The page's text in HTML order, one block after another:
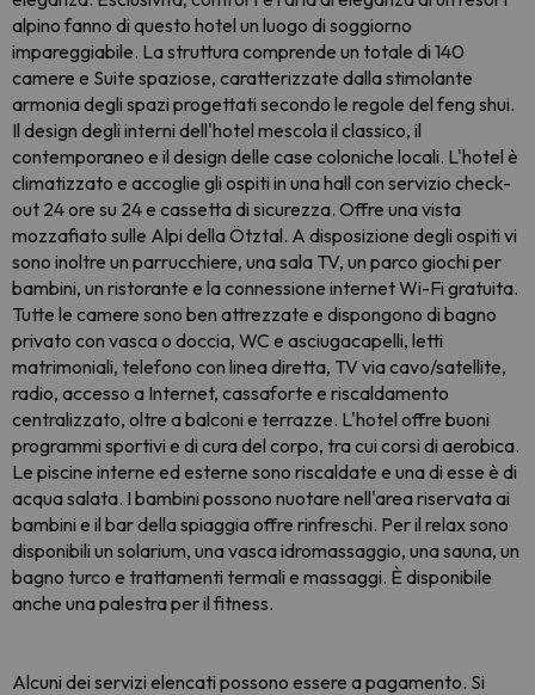
alpino fanno di questo hotel un luogo di soggiorno
impareggiabile. La struttura comprende un totale di 140
camere e Suite spaziose, caratterizzate dalla stimolante
armonia degli spazi progettati secondo le regole del feng shui.
Il design degli interni dell'hotel mescola il classico, il
contemporaneo e il design delle case coloniche locali. L'hotel è
climatizzato e accoglie gli ospiti in una hall con servizio check-
out 24 ore su 24 e cassetta di sicurezza. Offre una vista
mozzafiato sulle Alpi della Ötztal. A disposizione degli ospiti vi
sono inoltre un parrucchiere, una sala TV, un parco giochi per
bambini, un ristorante e la connessione internet Wi-Fi gratuita.
Tutte le camere sono ben attrezzate e dispongono di bagno
privato con vasca o doccia, WC e asciugacapelli, letti
matrimoniali, telefono con linea diretta, TV via cavo/satellite,
radio, accesso a Internet, cassaforte e riscaldamento
centralizzato, oltre a balconi e terrazze. L'hotel offre buoni
programmi sportivi e di cura del corpo, tra cui corsi di aerobica.
Le piscine interne ed esterne sono riscaldate e una di esse è di
acqua salata. I bambini possono nuotare nell'area riservata ai
bambini e il bar della spiaggia offre rinfreschi. Per il relax sono
disponibili un solarium, una vasca idromassaggio, una sauna, un
bagno turco e trattamenti termali e massaggi. È disponibile
anche una palestra per il fitness.
Alcuni dei servizi elencati possono essere a pagamento. Si